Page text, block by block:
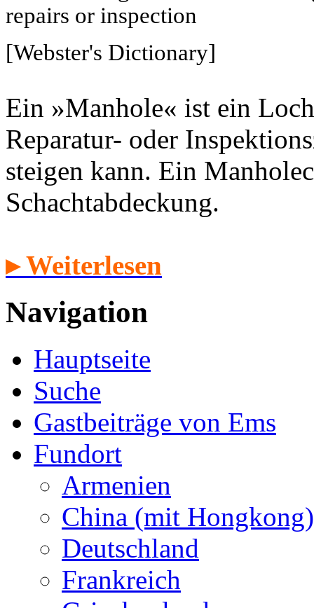
repairs or inspection
[Webster's Dictionary]
Ein »Manhole« ist ein
Reparatur- oder
steigen kann. Ein
Schachtabdeckung.
▸ Weiterlesen
Navigation
Hauptseite
Suche
Gastbeiträge von Ems
Fundort
Armenien
China (mit Hongkong)
Deutschland
Frankreich